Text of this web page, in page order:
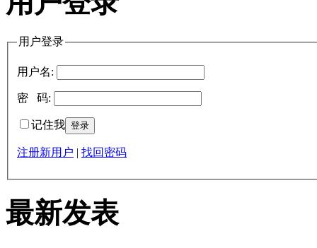
用户登录
用户名:
密 码:
记住我
注册新用户 | 找回密码
最新发表